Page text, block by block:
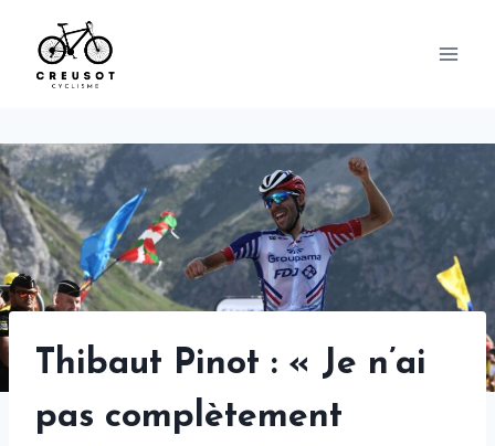
content
Thibaut Pinot : « Je n’ai
pas complètement